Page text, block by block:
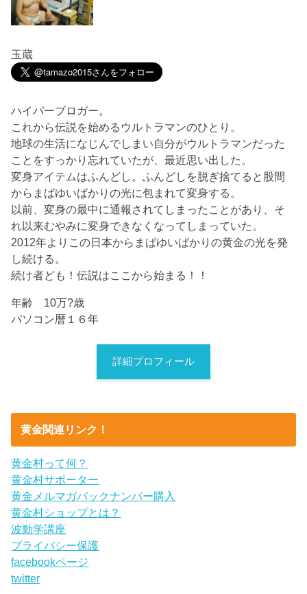
玉蔵
ハイパーブロガー。
これから伝説を始めるウルトラマンのひとり。
地球の生活になじんでしまい自分がウルトラマンだった
ことをすっかり忘れていたが、最近思い出した。
変身アイテムはふんどし。ふんどしを脱ぎ捨てると股間
からまばゆいばかりの光に包まれて変身する。
以前、変身の最中に通報されてしまったことがあり、そ
れ以来むやみに変身できなくなってしまっていた。
2012年よりこの日本からまばゆいばかりの黄金の光を発
し続ける。
続け者ども！伝説はここから始まる！！
年齢 10万?歳
パソコン暦１６年
詳細プロフィール
黄金関連リンク！
黄金村って何？
黄金村サポーター
黄金メルマガバックナンバー購入
黄金村ショップとは？
波動学講座
プライバシー保護
facebookページ
twitter